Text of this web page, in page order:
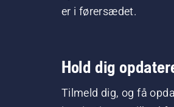
er i førersædet.
Hold dig
Tilmeld dig, og få